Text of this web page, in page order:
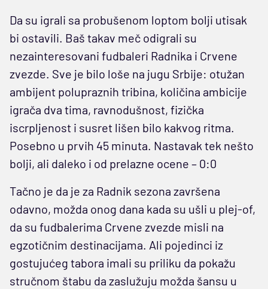
Da su igrali sa probušenom loptom bolji utisak
bi ostavili. Baš takav meč odigrali su
nezainteresovani fudbaleri Radnika i Crvene
zvezde. Sve je bilo loše na jugu Srbije: otužan
ambijent polupraznih tribina, količina ambicije
igrača dva tima, ravnodušnost, fizička
iscrpljenost i susret lišen bilo kakvog ritma.
Posebno u prvih 45 minuta. Nastavak tek nešto
bolji, ali daleko i od prelazne ocene – 0:0
Tačno je da je za Radnik sezona završena
odavno, možda onog dana kada su ušli u plej-of,
da su fudbalerima Crvene zvezde misli na
egzotičnim destinacijama. Ali pojedinci iz
gostujućeg tabora imali su priliku da pokažu
stručnom štabu da zaslužuju možda šansu u